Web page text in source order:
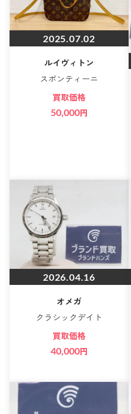
2025.07.02
ルイヴィトン
スポンティーニ
買取価格
50,000円
2026.04.16
オメガ
クラシックデイト
買取価格
40,000円